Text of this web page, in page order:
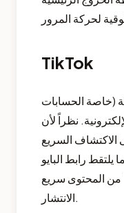
TikTok
(خاصة الحسابات
نظراً لأن
الاكتشاف السريع
يلتقط رابط البايو
من المحتوى سريع
الانتشار.